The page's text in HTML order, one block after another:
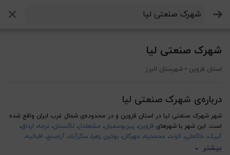
شهرک صنعتی لیا
استان قزوین • شهرستان البرز
درباره‌ی شهرک صنعتی لیا
شهر شهرک صنعتی لیا در استان قزوین و در محدوده‌ی شمال غرب ایران واقع شده
است. این شهر با شهرهای قزوین، پیریوسفیان، مشعلدار، تاکستان، نرجه، ارداق،
آبیک، خاکعلی، الوند، محمدیه، مهرگان، بوئین زهرا، سگزآباد، آراسنج، اقبالیه،
محمود آباد نمونه
بیشتر
جستجو